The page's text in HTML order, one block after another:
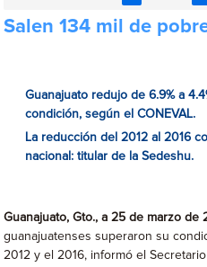
Salen 134 mil de
Guanajuato redujo de 6.9% a
condición, según el CONEVAL.
La reducción del 2012 al 2016
nacional: titular de la Sedeshu.
Guanajuato, Gto., a 25 de marzo de
guanajuatenses superaron su
2012 y el 2016, informó el